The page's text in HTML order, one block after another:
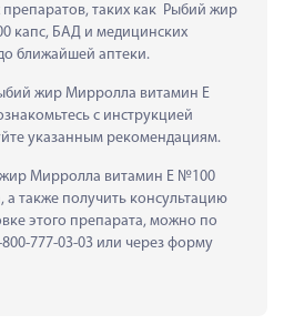
таких как  Рыбий жир
капс, БАД и медицинских
ближайшей аптеки.
жир Мирролла витамин Е
с инструкцией
указанным рекомендациям.
Мирролла витамин Е №100
а также получить консультацию
этого препарата, можно по
777-03-03 или через форму